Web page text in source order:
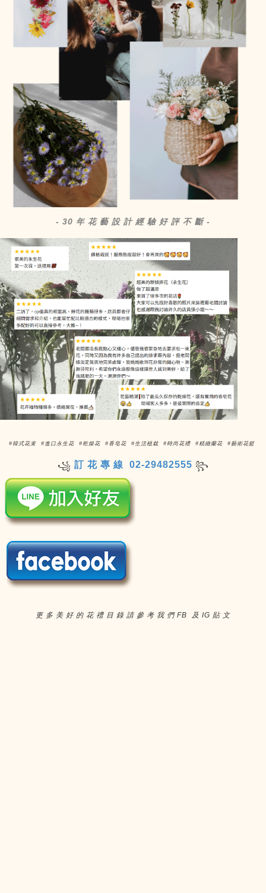
- 30 年 花 藝 設 計 經 驗 好 評 不 斷 -
#韓式花束 #進口永生花 #乾燥花 #香皂花 #生活植栽 #時尚花禮 #精緻蘭花 #藝術花籃
꧁ 訂 花 專 線 02-29482555 ꧂
更 多 美 好 的 花 禮 目 錄 請 參 考 我 們 FB 及 IG 貼 文